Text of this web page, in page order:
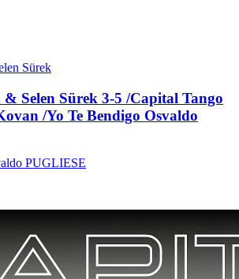
Sürek
Selen Sürek 3-5 /Capital Tango
/Yo Te Bendigo Osvaldo
PUGLIESE